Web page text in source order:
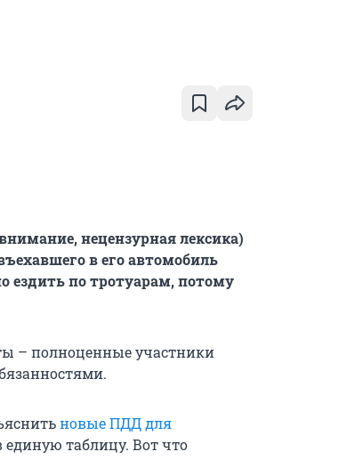
нецензурная лексика)
в его автомобиль
ездить по тротуарам, потому
– полноценные участники
новые ПДД для
единую таблицу. Вот что